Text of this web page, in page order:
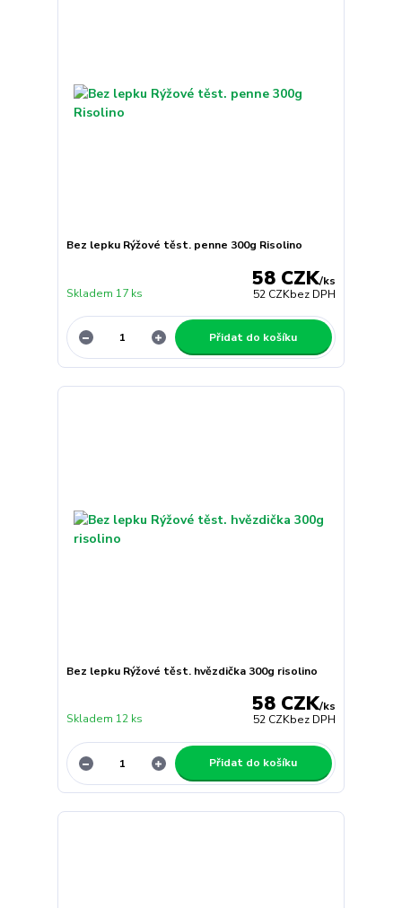
Bez lepku Rýžové těst. penne 300g Risolino
58 CZK/ks
52 CZKbez DPH
Skladem 17 ks
Přidat do košíku
Bez lepku Rýžové těst. hvězdička 300g risolino
58 CZK/ks
52 CZKbez DPH
Skladem 12 ks
Přidat do košíku